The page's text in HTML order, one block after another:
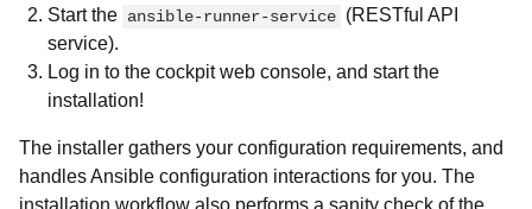
Start the ansible-runner-service (RESTful API
service).
Log in to the cockpit web console, and start the
installation!
The installer gathers your configuration requirements, and
handles Ansible configuration interactions for you. The
installation workflow also performs a sanity check of the